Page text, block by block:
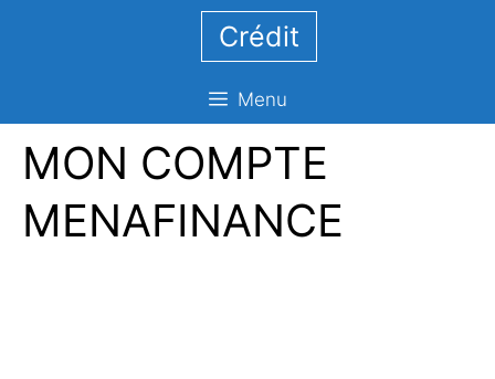
Crédit
Menu
MON COMPTE
MENAFINANCE